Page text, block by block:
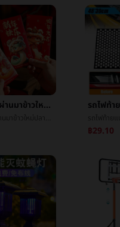
2025ปีที่ผ่านมาข้าวใหม่ปลามันซองจดหมายสีแดงæ°ปีที่ผ่านมาบุคลิกภาพความคิดสร้างสรรค์ซองจดหมายสีแดงเงินปีใหม่ออกเรือนผู้ติดตามซองจดหมายสีแดงกำไรเป็นซีลขายส่ง
฿29.10